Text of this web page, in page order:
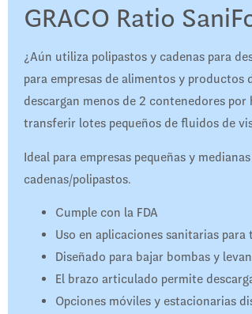
GRACO Ratio
¿Aún utiliza polipastos y cadenas para
para empresas de alimentos y
descargan menos de 2 contenedores
transferir lotes pequeños de fluidos de
Ideal para empresas pequeñas y
cadenas/polipastos.
Cumple con la FDA
Uso en aplicaciones sanitarias
Diseñado para bajar bombas y
El brazo articulado permite
Opciones móviles y estacionarias